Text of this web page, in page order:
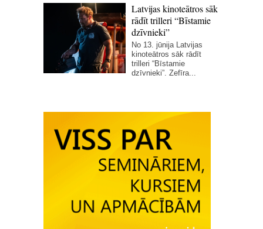
Latvijas kinoteātros sāk
rādīt trilleri “Bīstamie
dzīvnieki”
No 13. jūnija Latvijas
kinoteātros sāk rādīt
trilleri “Bīstamie
dzīvnieki”. Zefīra...